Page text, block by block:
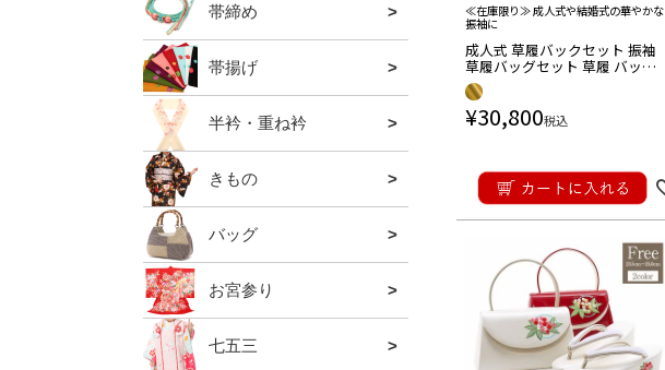
帯締め 全ての帯締め
礼装用
振袖用
普段用
帯揚げ 全ての帯揚げ
礼装用
振袖用
普段用
半衿・重ね衿 全ての半衿・重ね衿
礼装用半衿
振袖用半衿
普段用半衿
夏用半衿
重ね衿
きもの 全てのきもの
バッグ
お宮参り 全てのお宮参り商品
男の子用
女の子用
お宮参り用小物
七五三 全ての七五三商品
関連小物
≪在庫限り≫ 成人式や結婚式の華やかな
振袖に
成人式 草履バックセット 振袖
草履バッグセット 草履 バッグ
フリー L ゴールド ベージュゴー
ルド 金 雪輪 菊華紋 絹 西陣織
岡文織物 2枚芯
¥30,800税込